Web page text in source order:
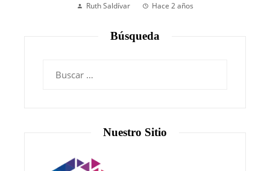
Ruth Saldívar Hace 2 años
Búsqueda
Nuestro Sitio